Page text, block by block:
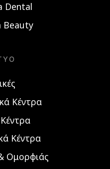
Dental
Beauty
Κέντρα
Κέντρα
Ομορφιάς